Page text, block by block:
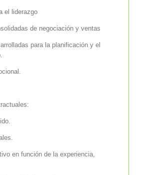
el liderazgo
de negociación y ventas
para la planificación y el
en función de la experiencia,